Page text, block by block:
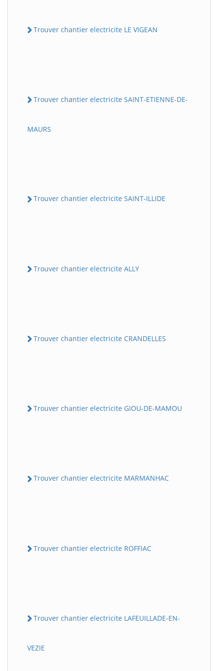
Trouver chantier electricite LE VIGEAN
Trouver chantier electricite SAINT-ETIENNE-DE-
MAURS
Trouver chantier electricite SAINT-ILLIDE
Trouver chantier electricite ALLY
Trouver chantier electricite CRANDELLES
Trouver chantier electricite GIOU-DE-MAMOU
Trouver chantier electricite MARMANHAC
Trouver chantier electricite ROFFIAC
Trouver chantier electricite LAFEUILLADE-EN-
VEZIE